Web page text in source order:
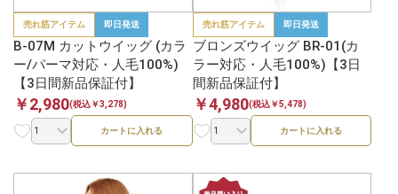
売れ筋アイテム 即日発送
B-07M カットウイッグ (カラ
ー/パーマ対応・人毛100%)
【3日間新品保証付】
￥2,980(税込￥3,278)
カートに入れる
売れ筋アイテム 即日発送
ブロンズウイッグ BR-01(カ
ラー対応・人毛100%)【3日
間新品保証付】
￥4,980(税込￥5,478)
カートに入れる